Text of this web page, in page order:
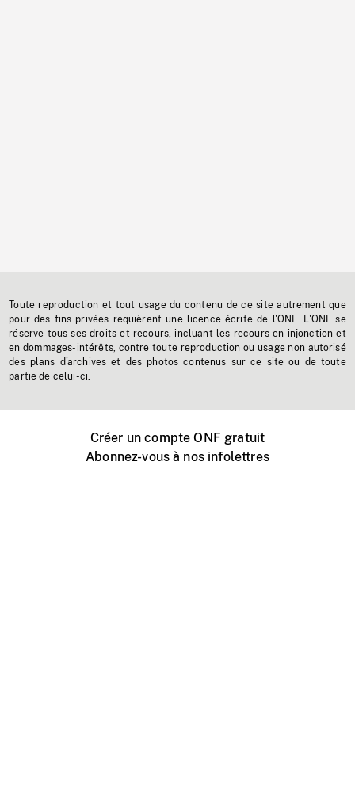
Toute reproduction et tout usage du contenu de ce site autrement que
pour des fins privées requièrent une licence écrite de l'ONF. L'ONF se
réserve tous ses droits et recours, incluant les recours en injonction et
en dommages-intérêts, contre toute reproduction ou usage non autorisé
des plans d'archives et des photos contenus sur ce site ou de toute
partie de celui-ci.
Créer un compte ONF gratuit
Abonnez-vous à nos infolettres